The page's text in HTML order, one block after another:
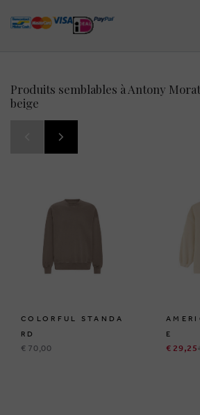
Produits semblables à Antony
beige
COLORFUL STANDA
RD
€ 70,00
E
€ 29,25